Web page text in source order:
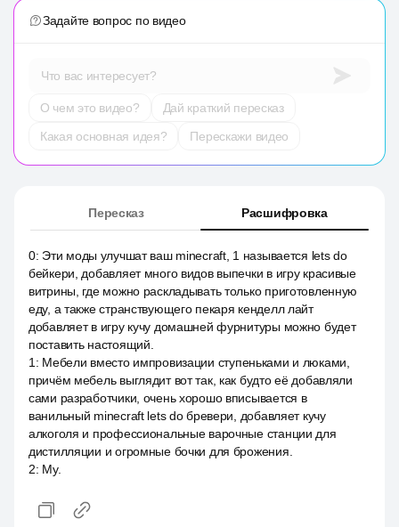
Задайте вопрос по видео
Что вас интересует?
О чем это видео?
Дай краткий пересказ
Какая основная идея?
Перескажи видео
Пересказ Расшифровка
0: Эти моды улучшат ваш minecraft, 1 называется lets do
бейкери, добавляет много видов выпечки в игру красивые
витрины, где можно раскладывать только приготовленную
еду, а также странствующего пекаря кенделл лайт
добавляет в игру кучу домашней фурнитуры можно будет
поставить настоящий.
1 : Мебели вместо импровизации ступеньками и люками,
причём мебель выглядит вот так, как будто её добавляли
сами разработчики, очень хорошо вписывается в
ванильный minecraft lets do бревери, добавляет кучу
алкоголя и профессиональные варочные станции для
дистилляции и огромные бочки для брожения.
2: Му.